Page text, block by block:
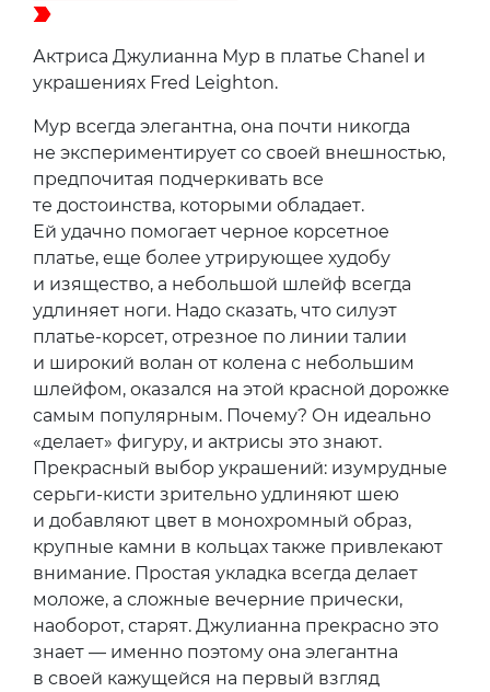
Актриса Джулианна Мур в платье Chanel и
украшениях Fred Leighton.
Мур всегда элегантна, она почти никогда
не экспериментирует со своей внешностью,
предпочитая подчеркивать все
те достоинства, которыми обладает.
Ей удачно помогает черное корсетное
платье, еще более утрирующее худобу
и изящество, а небольшой шлейф всегда
удлиняет ноги. Надо сказать, что силуэт
платье-корсет, отрезное по линии талии
и широкий волан от колена с небольшим
шлейфом, оказался на этой красной дорожке
самым популярным. Почему? Он идеально
«делает» фигуру, и актрисы это знают.
Прекрасный выбор украшений: изумрудные
серьги-кисти зрительно удлиняют шею
и добавляют цвет в монохромный образ,
крупные камни в кольцах также привлекают
внимание. Простая укладка всегда делает
моложе, а сложные вечерние прически,
наоборот, старят. Джулианна прекрасно это
знает — именно поэтому она элегантна
в своей кажущейся на первый взгляд